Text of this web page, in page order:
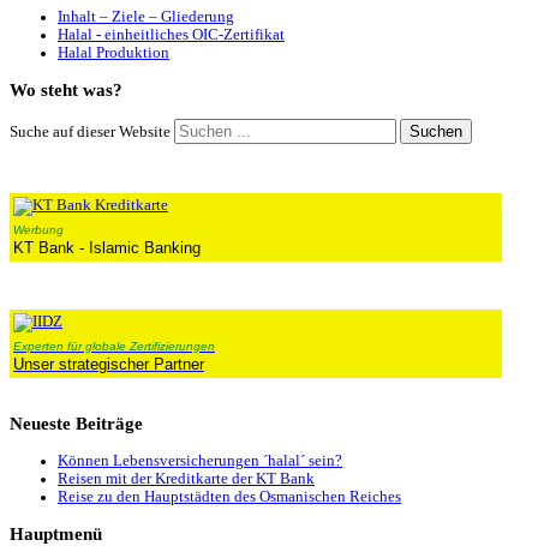
Inhalt – Ziele – Gliederung
Halal - einheitliches OIC-Zertifikat
Halal Produktion
Wo steht was?
Suche auf dieser Website Suchen
Werbung
KT Bank - Islamic Banking
Experten für globale Zertifizierungen
Unser strategischer Partner
Neueste Beiträge
Können Lebensversicherungen ´halal´ sein?
Reisen mit der Kreditkarte der KT Bank
Reise zu den Hauptstädten des Osmanischen Reiches
Hauptmenü